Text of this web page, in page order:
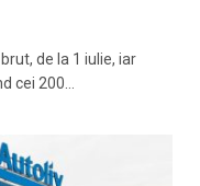
de la 1 iulie, iar
cei 200…